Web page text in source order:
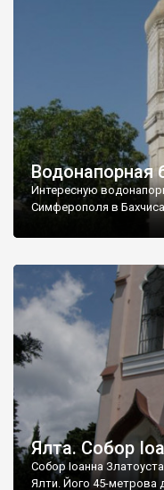
Водонапорная
Интересную
Симферополя в
Ялта. Собор
Собор Іоанна
Ялти. Його 45-метрова